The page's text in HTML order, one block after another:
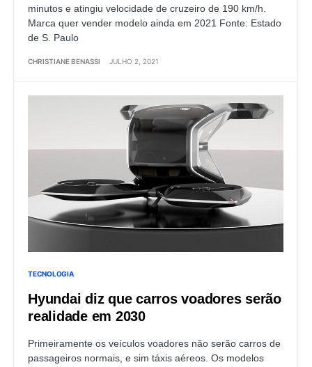
minutos e atingiu velocidade de cruzeiro de 190 km/h.
Marca quer vender modelo ainda em 2021 Fonte: Estado
de S. Paulo
CHRISTIANE BENASSI JULHO 2, 2021
TECNOLOGIA
Hyundai diz que carros voadores serão
realidade em 2030
Primeiramente os veículos voadores não serão carros de
passageiros normais, e sim táxis aéreos. Os modelos